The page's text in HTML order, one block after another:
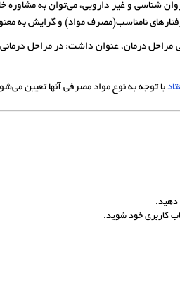
شناسی و غیر دارویی، می‌توان به مشاوره
نامناسب(مصرف مواد) و گرایش به
مراحل درمان، عنوان داشت: در مراحل
با توجه به نوع مواد مصرفی آنها تعیین
دهید.
کاربری خود شوید.